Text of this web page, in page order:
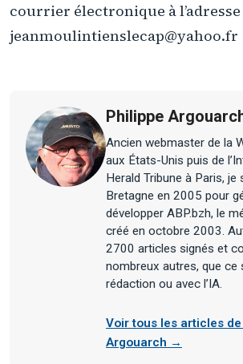
courrier électronique à
jeanmoulintienslecap@yahoo.fr
Philippe
Ancien webmaster de la
aux États-Unis puis de
Herald Tribune à Paris, je
Bretagne en 2005 pour
développer ABP.bzh, le
créé en octobre 2003.
2700 articles signés et
nombreux autres, que ce
rédaction ou avec l’IA.
Voir tous les articles
Argouarch →